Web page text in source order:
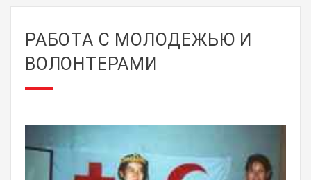
РАБОТА С МОЛОДЕЖЬЮ И
ВОЛОНТЕРАМИ